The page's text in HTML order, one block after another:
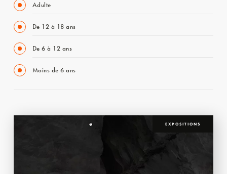
Adulte
De 12 à 18 ans
De 6 à 12 ans
Moins de 6 ans
EXPOSITIONS